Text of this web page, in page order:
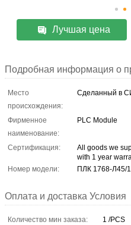
Лучшая цена
Подробная информация о
Место
происхождения:
Сделанный в
Фирменное
наименование:
PLC Module
Сертификация:
All goods we
with 1 year
Номер модели:
ПЛК 1768-Л45/
Оплата и доставка Условия
Количество мин заказа:
1 /PCS